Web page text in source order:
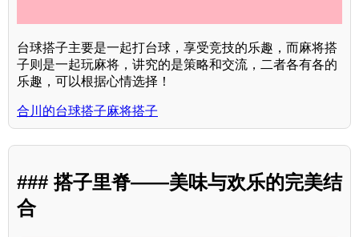
台球搭子主要是一起打台球，享受竞技的乐趣，而麻将搭
子则是一起玩麻将，讲究的是策略和交流，二者各有各的
乐趣，可以根据心情选择！
合川的台球搭子麻将搭子
### 搭子里脊——美味与欢乐的完美结
合